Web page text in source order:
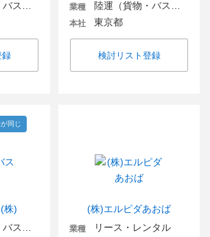
録
業種
本社 東京都
検討リスト登録
株)
同じ
(株)エルピダあおば
業種 リース・レンタル